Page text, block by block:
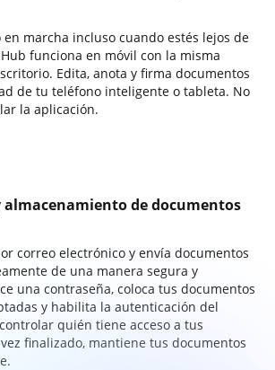
marcha incluso cuando estés lejos de
funciona en móvil con la misma
Edita, anota y firma documentos
de tu teléfono inteligente o tableta. No
la aplicación.
de documentos
correo electrónico y envía documentos
de una manera segura y
una contraseña, coloca tus documentos
y habilita la autenticación del
quién tiene acceso a tus
finalizado, mantiene tus documentos